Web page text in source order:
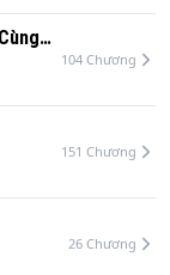
104 Chương
151 Chương
26 Chương